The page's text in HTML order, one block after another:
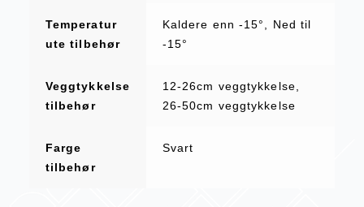
Temperatur
ute tilbehør
Kaldere enn -15°, Ned til
-15°
Veggtykkelse
tilbehør
12-26cm veggtykkelse,
26-50cm veggtykkelse
Farge
tilbehør
Svart